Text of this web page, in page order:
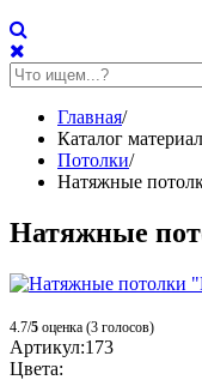
Главная/
Каталог
Потолки/
Натяжные
Натяжные
4.7/5 оценка (3 голосов)
Артикул:173
Цвета: